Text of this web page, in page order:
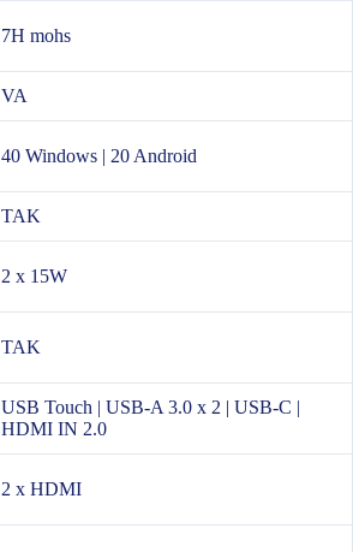
7H mohs
VA
40 Windows | 20 Android
TAK
2 x 15W
TAK
USB Touch | USB-A 3.0 x 2 | USB-C |
HDMI IN 2.0
2 x HDMI